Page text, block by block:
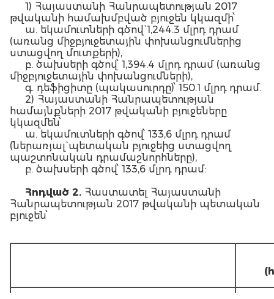
1) Հայաստանի Հանրապետության 2017
թվականի համախմբված բյուջեն կկազմի՝
ա. եկամուտների գծով` 1,244.3 մլրդ դրամ
(առանց միջբյուջետային փոխանցումներից
ստացվող մուտքերի),
բ. ծախսերի գծով՝ 1,394.4 մլրդ դրամ (առանց
միջբյուջետային փոխանցումների),
գ. դեֆիցիտը (պակասուրդը)՝ 150.1 մլրդ դրամ.
2) Հայաստանի Հանրապետության
համայնքների 2017 թվականի բյուջեները
կկազմեն՝
ա. եկամուտների գծով՝ 133,6 մլրդ դրամ
(ներառյալ` պետական բյուջեից ստացվող
պաշտոնական դրամաշնորհները),
բ. ծախսերի գծով՝ 133,6 մլրդ դրամ:
Հոդված 2. Հաստատել Հայաստանի
Հանրապետության 2017 թվականի պետական
բյուջեն՝